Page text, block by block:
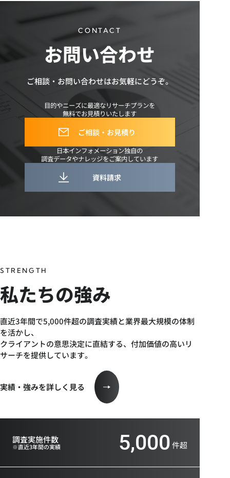
CONTACT
お問い合わせ
ご相談・お問い合わせはお気軽にどうぞ。
目的やニーズに最適なリサーチプランを
無料でお見積りいたします
ご相談・お見積り
日本インフォメーション独自の
調査データやナレッジをご案内しています
資料請求
STRENGTH
私たちの強み
直近3年間で5,000件超の調査実績と業界最大規模の体制
を活かし、
クライアントの意思決定に直結する、付加価値の高いリ
サーチを提供しています。
実績・強みを詳しく見る
調査実施件数
※直近3年間の実績 5,000件超